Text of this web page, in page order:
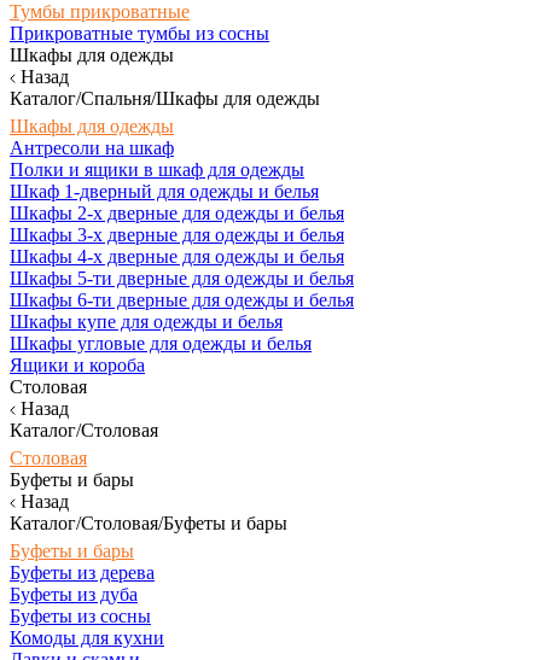
Тумбы прикроватные
Прикроватные тумбы из сосны
Шкафы для одежды
Назад
Каталог/Спальня/Шкафы для одежды
Шкафы для одежды
Антресоли на шкаф
Полки и ящики в шкаф для одежды
Шкаф 1-дверный для одежды и белья
Шкафы 2-х дверные для одежды и белья
Шкафы 3-х дверные для одежды и белья
Шкафы 4-х дверные для одежды и белья
Шкафы 5-ти дверные для одежды и белья
Шкафы 6-ти дверные для одежды и белья
Шкафы купе для одежды и белья
Шкафы угловые для одежды и белья
Ящики и короба
Столовая
Назад
Каталог/Столовая
Столовая
Буфеты и бары
Назад
Каталог/Столовая/Буфеты и бары
Буфеты и бары
Буфеты из дерева
Буфеты из дуба
Буфеты из сосны
Комоды для кухни